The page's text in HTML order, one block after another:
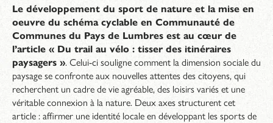
Le développement du sport de nature et la mise en
oeuvre du schéma cyclable en Communauté de
Communes du Pays de Lumbres est au cœur de
l’article « Du trail au vélo : tisser des itinéraires
paysagers ». Celui-ci souligne comment la dimension sociale du
paysage se confronte aux nouvelles attentes des citoyens, qui
recherchent un cadre de vie agréable, des loisirs variés et une
véritable connexion à la nature. Deux axes structurent cet
article : affirmer une identité locale en développant les sports de